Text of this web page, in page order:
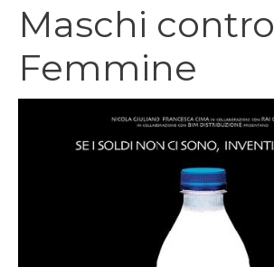
Maschi contro
Femmine